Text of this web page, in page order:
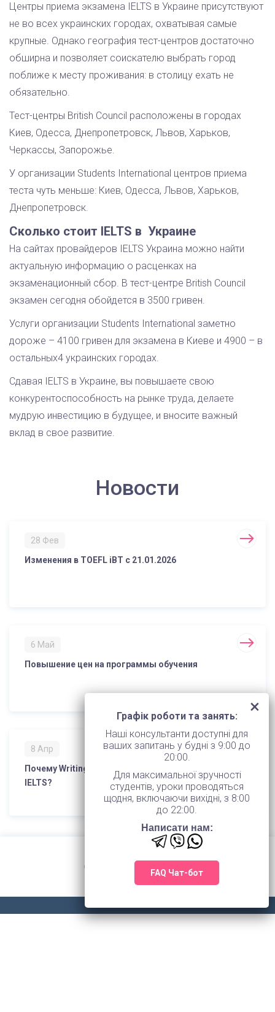
Центры приема экзамена IELTS в Украине присутствуют
не во всех украинских городах, охватывая самые
крупные. Однако география тест-центров достаточно
обширна и позволяет соискателю выбрать город
поближе к месту проживания: в столицу ехать не
обязательно.
Тест-центры British Council расположены в городах
Киев, Одесса, Днепропетровск, Львов, Харьков,
Черкассы, Запорожье.
У организации Students International центров приема
теста чуть меньше: Киев, Одесса, Львов, Харьков,
Днепропетровск.
Сколько стоит IELTS в Украине
На сайтах провайдеров IELTS Украина можно найти
актуальную информацию о расценках на
экзаменационный сбор. В тест-центре British Council
экзамен сегодня обойдется в 3500 гривен.
Услуги организации Students International заметно
дороже – 4100 гривен для экзамена в Киеве и 4900 – в
остальных4 украинских городах.
Сдавая IELTS в Украине, вы повышаете свою
конкурентоспособность на рынке труда, делаете
мудрую инвестицию в будущее, и вносите важный
вклад в свое развитие.
Новости
28 Фев
Изменения в TOEFL iBT с 21.01.2026
6 Май
Повышение цен на программы обучения
8 Апр
Почему Writing является самым сложным модулем
IELTS?
Графік роботи та занять:
Наші консультанти доступні для
ваших запитань у будні з 9:00 до
20:00.
Для максимальної зручності
студентів, уроки проводяться
щодня, включаючи вихідні, з 8:00
до 22:00.
Написати нам:
FAQ Чат-бот